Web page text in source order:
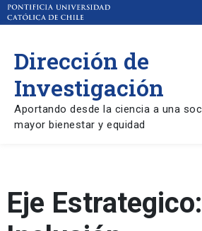
Dirección de
Investigación
Aportando desde la ciencia a una
mayor bienestar y equidad
Eje Estrategico: